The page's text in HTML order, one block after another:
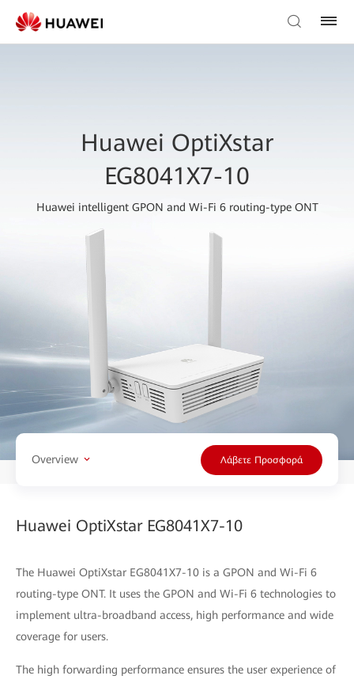
Huawei OptiXstar
EG8041X7-10
Huawei intelligent GPON and Wi-Fi 6 routing-type ONT
Overview Λάβετε Προσφορά
Huawei OptiXstar EG8041X7-10
The Huawei OptiXstar EG8041X7-10 is a GPON and Wi-Fi 6
routing-type ONT. It uses the GPON and Wi-Fi 6 technologies to
implement ultra-broadband access, high performance and wide
coverage for users.
The high forwarding performance ensures the user experience of